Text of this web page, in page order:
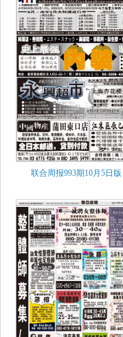
联合周报993期10月5日版